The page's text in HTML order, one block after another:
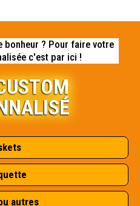
bonheur ? Pour faire votre
c'est par ici !
autres